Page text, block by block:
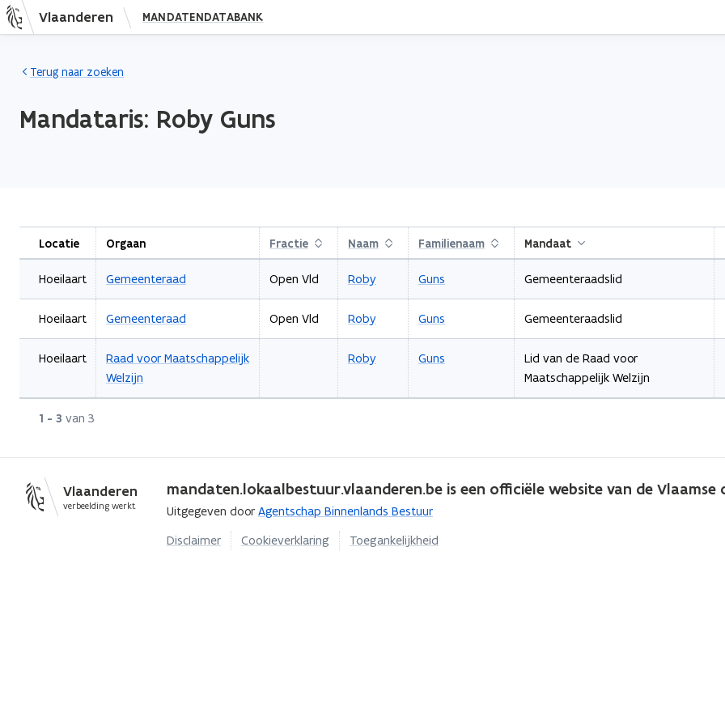
Nieuwe pagina: persoon.subject.index
Vlaanderen MANDATENDATABANK
Terug naar zoeken
Mandataris: Roby Guns
Locatie Orgaan Fractie SorterenNaam SorterenFamilienaam SorterenMandaat Aflopend sorteren
Hoeilaart Gemeenteraad Open Vld Roby Guns Gemeenteraadslid
Hoeilaart Gemeenteraad Open Vld Roby Guns Gemeenteraadslid
Hoeilaart
Raad voor Maatschappelijk
Welzijn
Roby Guns
Lid van de Raad voor
Maatschappelijk Welzijn
Rij
1 - 3 van 3
Vlaanderen
verbeelding werkt
mandaten.lokaalbestuur.vlaanderen.be is een officiële website van de Vlaamse
Uitgegeven door Agentschap Binnenlands Bestuur
Disclaimer
Cookieverklaring Toegankelijkheid